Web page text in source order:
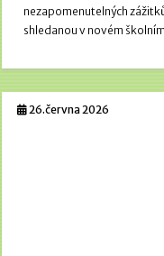
nezapomenutelných
shledanou v novém
26.června 2026